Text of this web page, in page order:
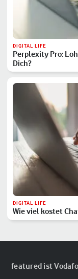
DIGITAL LIFE
Perplexity Pro:
Dich?
DIGITAL LIFE
Wie viel kostet
featured ist